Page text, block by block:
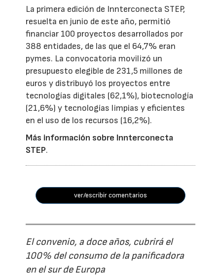
La primera edición de Innterconecta STEP,
resuelta en junio de este año, permitió
financiar 100 proyectos desarrollados por
388 entidades, de las que el 64,7% eran
pymes. La convocatoria movilizó un
presupuesto elegible de 231,5 millones de
euros y distribuyó los proyectos entre
tecnologías digitales (62,1%), biotecnología
(21,6%) y tecnologías limpias y eficientes
en el uso de los recursos (16,2%).
Más información sobre Innterconecta
STEP.
ver/escribir comentarios
El convenio, a doce años, cubrirá el
100% del consumo de la panificadora
en el sur de Europa